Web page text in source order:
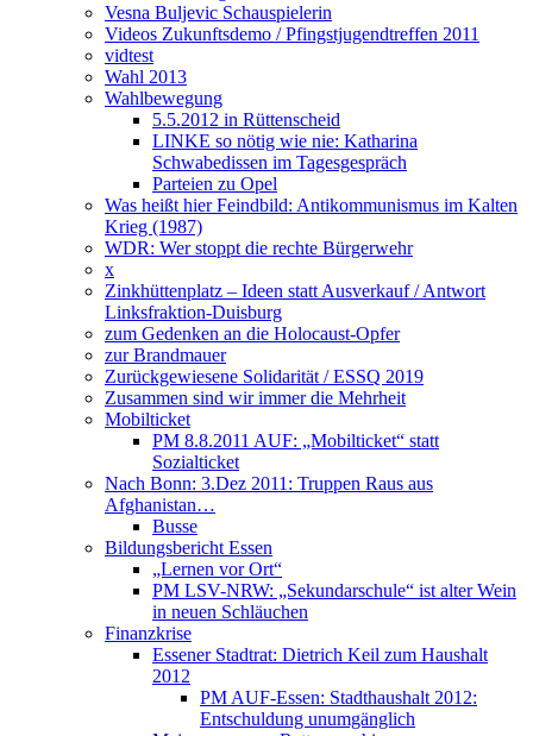
Vesna Buljevic Schauspielerin
Videos Zukunftsdemo / Pfingstjugendtreffen 2011
vidtest
Wahl 2013
Wahlbewegung
5.5.2012 in Rüttenscheid
LINKE so nötig wie nie: Katharina
Schwabedissen im Tagesgespräch
Parteien zu Opel
Was heißt hier Feindbild: Antikommunismus im Kalten
Krieg (1987)
WDR: Wer stoppt die rechte Bürgerwehr
x
Zinkhüttenplatz – Ideen statt Ausverkauf / Antwort
Linksfraktion-Duisburg
zum Gedenken an die Holocaust-Opfer
zur Brandmauer
Zurückgewiesene Solidarität / ESSQ 2019
Zusammen sind wir immer die Mehrheit
Mobilticket
PM 8.8.2011 AUF: „Mobilticket“ statt
Sozialticket
Nach Bonn: 3.Dez 2011: Truppen Raus aus
Afghanistan…
Busse
Bildungsbericht Essen
„Lernen vor Ort“
PM LSV-NRW: „Sekundarschule“ ist alter Wein
in neuen Schläuchen
Finanzkrise
Essener Stadtrat: Dietrich Keil zum Haushalt
2012
PM AUF-Essen: Stadthaushalt 2012:
Entschuldung unumgänglich